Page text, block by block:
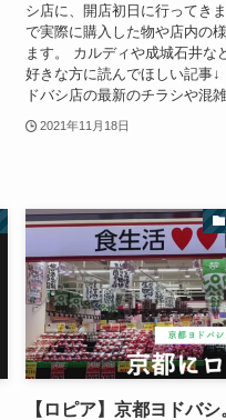
シ店に、開店初日に行ってき
で実際に購入した物や店内の
ます。 カルディや成城石井な
好きな方に読んでほしい記事↓
ドバシ店の最新のチラシや混
2021年11月18日
【ロピア】京都ヨドバ